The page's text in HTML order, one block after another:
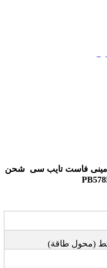
فاست تايب سى شحن
(محول طاقة)